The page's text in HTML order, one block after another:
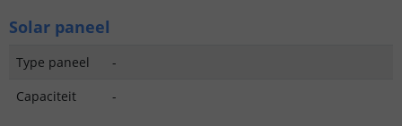
Solar paneel
Type paneel
-
Capaciteit
-